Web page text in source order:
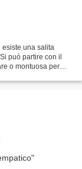
esiste una salita
può partire con il
o montuosa per